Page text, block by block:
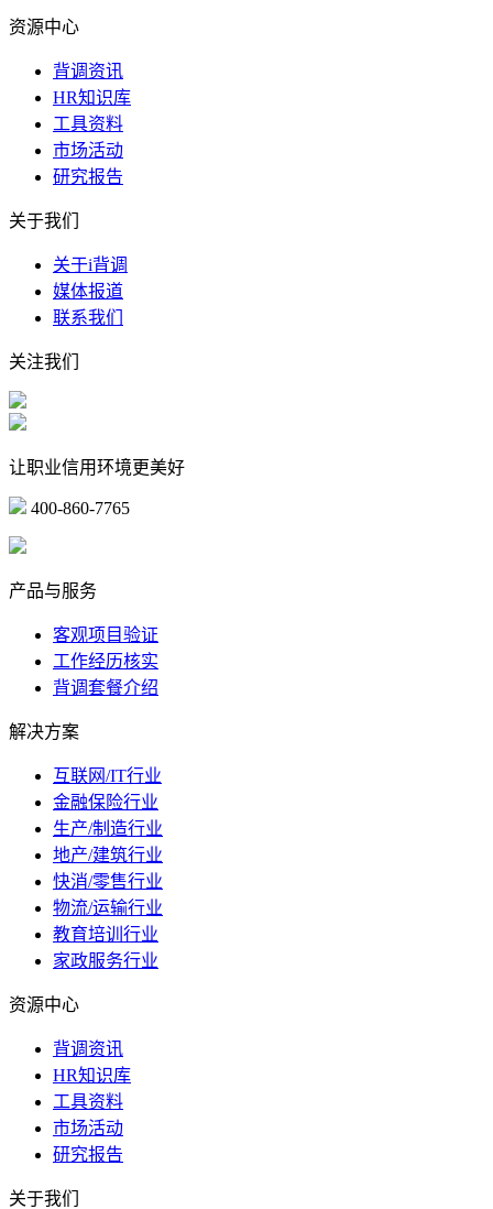
资源中心
背调资讯
HR知识库
工具资料
市场活动
研究报告
关于我们
关于i背调
媒体报道
联系我们
关注我们
让职业信用环境更美好
400-860-7765
产品与服务
客观项目验证
工作经历核实
背调套餐介绍
解决方案
互联网/IT行业
金融保险行业
生产/制造行业
地产/建筑行业
快消/零售行业
物流/运输行业
教育培训行业
家政服务行业
资源中心
背调资讯
HR知识库
工具资料
市场活动
研究报告
关于我们